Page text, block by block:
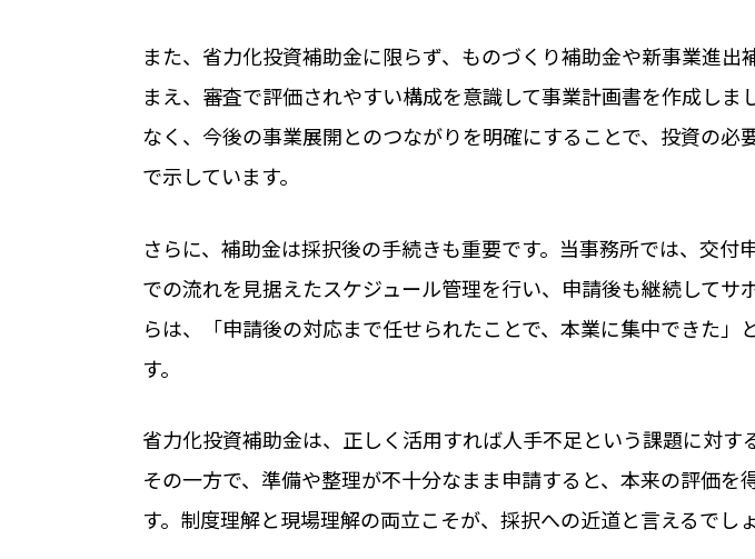
また、省力化投資補助金に限らず、ものづくり補助金や新事業進出
まえ、審査で評価されやすい構成を意識して事業計画書を作成しま
なく、今後の事業展開とのつながりを明確にすることで、投資の必
で示しています。
さらに、補助金は採択後の手続きも重要です。当事務所では、交付
での流れを見据えたスケジュール管理を行い、申請後も継続してサ
らは、「申請後の対応まで任せられたことで、本業に集中できた」
す。
省力化投資補助金は、正しく活用すれば人手不足という課題に対す
その一方で、準備や整理が不十分なまま申請すると、本来の評価を
す。制度理解と現場理解の両立こそが、採択への近道と言えるでしょ